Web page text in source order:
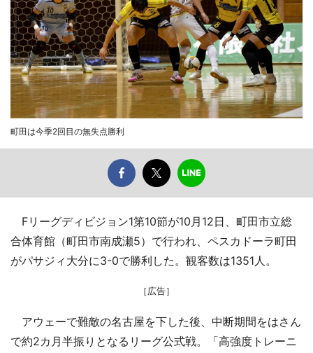
町田は今季2回目の無失点勝利
Fリーグディビジョン1第10節が10月12日、町田市立総
合体育館（町田市南成瀬5）で行われ、ペスカドーラ町田
がパサジィ大分に3-0で勝利した。観客数は1351人。
［広告］
アウェーで難敵の名古屋を下した後、中断期間をはさん
で約2カ月半振りとなるリーグ公式戦。「高強度トレーニ